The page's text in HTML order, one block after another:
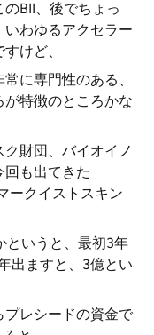
BII、後でちょっ
わゆるアクセラー
けど、
に専門性のある、
特徴のところかな
財団、バイオイノ
も出てきた
ークイストスキン
というと、最初3年
出ますと、3億とい
レシードの資金で